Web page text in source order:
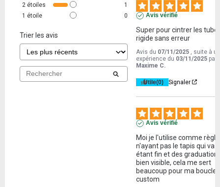
2 étoiles
1
1 étoile 0
Trier les avis
Avis vérifié
Super pour cintrer les
rigide sans erreur
Avis du 07/11/2025
, suite à
expérience du 03/11/2025 par
Maxime C.
Utile(0) Signaler
Avis vérifié
Moi je l'utilise comme
n'ayant pas le tapis qui va
étant fin et des
bien visible, cela me sert
beaucoup pour ma boucle
custom